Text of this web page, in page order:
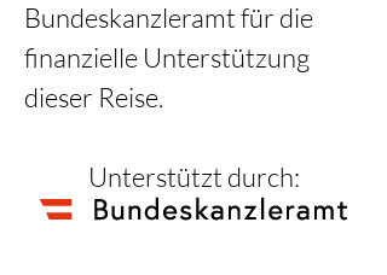
Bundeskanzleramt für die
finanzielle Unterstützung
dieser Reise.
Unterstützt durch: